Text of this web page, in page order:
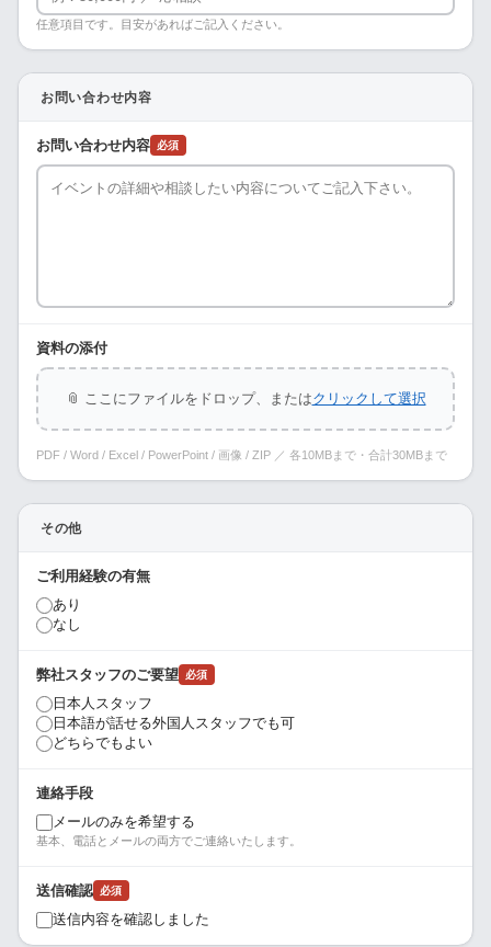
任意項目です。目安があればご記入ください。
お問い合わせ内容
お問い合わせ内容 必須
資料の添付
📎 ここにファイルをドロップ、またはクリックして選択
PDF / Word / Excel / PowerPoint / 画像 / ZIP ／ 各10MBまで・合計30MBまで
その他
ご利用経験の有無
あり
なし
弊社スタッフのご要望 必須
日本人スタッフ
日本語が話せる外国人スタッフでも可
どちらでもよい
連絡手段
メールのみを希望する
基本、電話とメールの両方でご連絡いたします。
送信確認 必須
送信内容を確認しました